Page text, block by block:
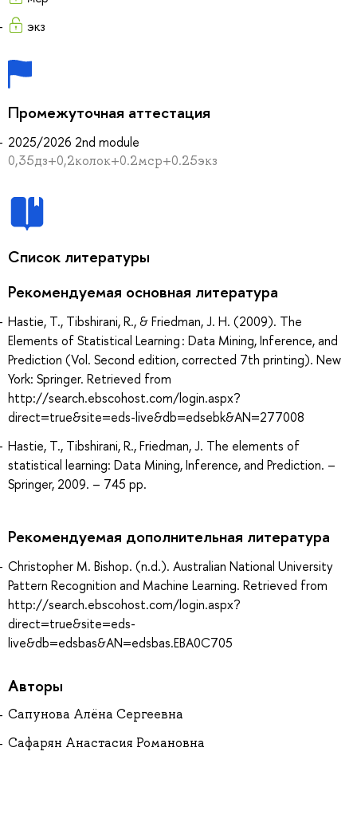
экз
Промежуточная аттестация
2025/2026 2nd module
0,35дз+0,2колок+0.2мср+0.25экз
Список литературы
Рекомендуемая основная литература
Hastie, T., Tibshirani, R., & Friedman, J. H. (2009). The
Elements of Statistical Learning : Data Mining, Inference, and
Prediction (Vol. Second edition, corrected 7th printing). New
York: Springer. Retrieved from
http://search.ebscohost.com/login.aspx?
direct=true&site=eds-live&db=edsebk&AN=277008
Hastie, T., Tibshirani, R., Friedman, J. The elements of
statistical learning: Data Mining, Inference, and Prediction. –
Springer, 2009. – 745 pp.
Рекомендуемая дополнительная литература
Christopher M. Bishop. (n.d.). Australian National University
Pattern Recognition and Machine Learning. Retrieved from
http://search.ebscohost.com/login.aspx?
direct=true&site=eds-
live&db=edsbas&AN=edsbas.EBA0C705
Авторы
Сапунова Алёна Сергеевна
Сафарян Анастасия Романовна